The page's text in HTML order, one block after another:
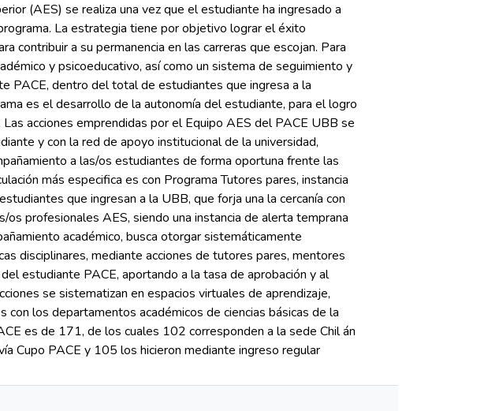
(AES) se realiza una vez que el estudiante ha ingresado a
La estrategia tiene por objetivo lograr el éxito
contribuir a su permanencia en las carreras que escojan. Para
y psicoeducativo, así como un sistema de seguimiento y
PACE, dentro del total de estudiantes que ingresa a la
es el desarrollo de la autonomía del estudiante, para el logro
acciones emprendidas por el Equipo AES del PACE UBB se
y con la red de apoyo institucional de la universidad,
a las/os estudiantes de forma oportuna frente las
más especifica es con Programa Tutores pares, instancia
que ingresan a la UBB, que forja una la cercanía con
profesionales AES, siendo una instancia de alerta temprana
académico, busca otorgar sistemáticamente
disciplinares, mediante acciones de tutores pares, mentores
estudiante PACE, aportando a la tasa de aprobación y al
se sistematizan en espacios virtuales de aprendizaje,
los departamentos académicos de ciencias básicas de la
es de 171, de los cuales 102 corresponden a la sede Chil án
Cupo PACE y 105 los hicieron mediante ingreso regular